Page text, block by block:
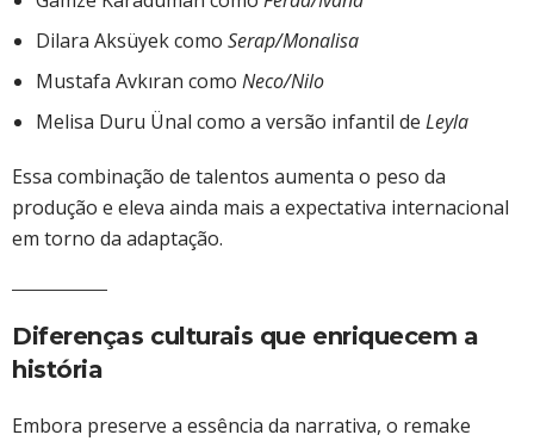
Dilara Aksüyek como Serap/Monalisa
Mustafa Avkıran como Neco/Nilo
Melisa Duru Ünal como a versão infantil de Leyla
Essa combinação de talentos aumenta o peso da
produção e eleva ainda mais a expectativa internacional
em torno da adaptação.
Diferenças culturais que enriquecem a
história
Embora preserve a essência da narrativa, o remake